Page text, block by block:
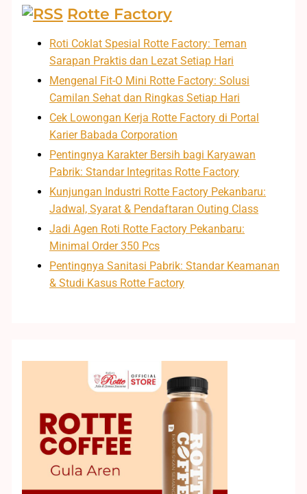
Rotte Factory
Roti Coklat Spesial Rotte Factory: Teman
Sarapan Praktis dan Lezat Setiap Hari
Mengenal Fit-O Mini Rotte Factory: Solusi
Camilan Sehat dan Ringkas Setiap Hari
Cek Lowongan Kerja Rotte Factory di Portal
Karier Babada Corporation
Pentingnya Karakter Bersih bagi Karyawan
Pabrik: Standar Integritas Rotte Factory
Kunjungan Industri Rotte Factory Pekanbaru:
Jadwal, Syarat & Pendaftaran Outing Class
Jadi Agen Roti Rotte Factory Pekanbaru:
Minimal Order 350 Pcs
Pentingnya Sanitasi Pabrik: Standar Keamanan
& Studi Kasus Rotte Factory